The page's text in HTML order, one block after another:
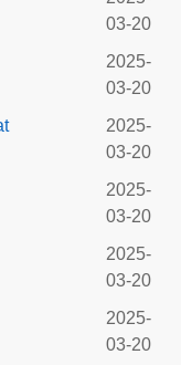
03-20
2025-
03-20
2025-
03-20
2025-
03-20
2025-
03-20
2025-
03-20